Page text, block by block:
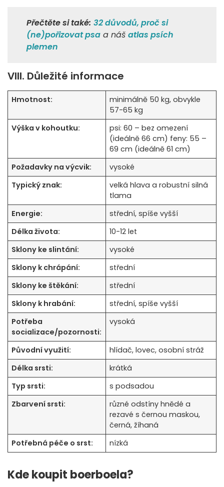
Přečtěte si také: 32 důvodů, proč si
(ne)pořizovat psa a náš atlas psích
plemen
VIII. Důležité informace
Hmotnost:
minimálně 50 kg, obvykle
57-65 kg
Výška v kohoutku:
psi: 60 – bez omezení
(ideálně 66 cm) feny: 55 –
69 cm (ideálně 61 cm)
Požadavky na výcvik:
vysoké
Typický znak:
velká hlava a robustní silná
tlama
Energie:
střední, spíše vyšší
Délka života:
10-12 let
Sklony ke slintání:
vysoké
Sklony k chrápání:
střední
Sklony ke štěkání:
střední
Sklony k hrabání:
střední, spíše vyšší
Potřeba
socializace/pozornosti:
vysoká
Původní využití:
hlídač, lovec, osobní stráž
Délka srsti:
krátká
Typ srsti:
s podsadou
Zbarvení srsti:
různé odstíny hnědé a
rezavé s černou maskou,
černá, žíhaná
Potřebná péče o srst:
nízká
Kde koupit boerboela?